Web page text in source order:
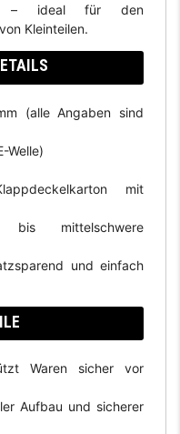
– ideal für den
Kleinteilen.
(alle Angaben sind
Welle)
mit
mittelschwere
und einfach
Waren sicher vor
Aufbau und sicherer